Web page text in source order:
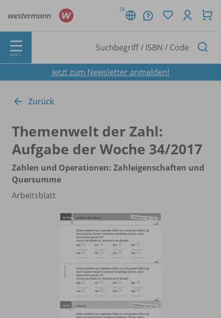
DE
MENÜ
Jetzt zum Newsletter anmelden!
Zurück
Themenwelt der Zahl:
Aufgabe der Woche 34/2017
Zahlen und Operationen: Zahleigenschaften und
Quersumme
Arbeitsblatt